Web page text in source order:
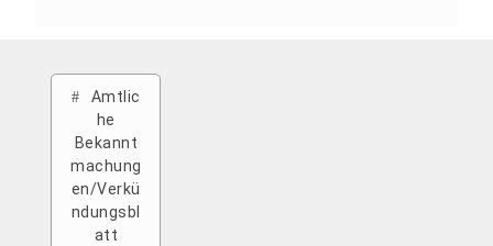
Amtlic
he
Bekannt
machung
en/Verkü
ndungsbl
att